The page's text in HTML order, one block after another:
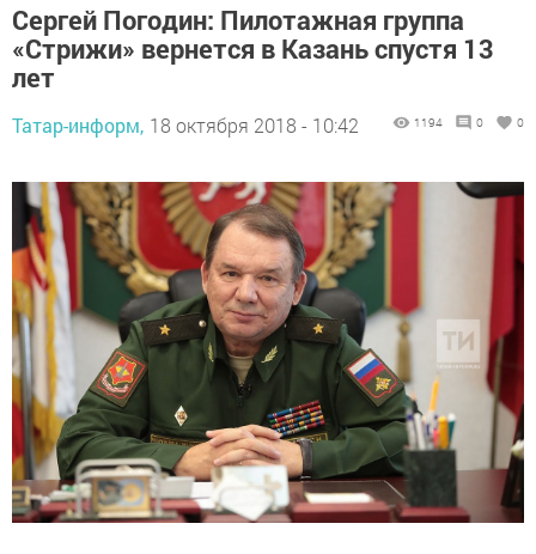
Сергей Погодин: Пилотажная группа
«Стрижи» вернется в Казань спустя 13
лет
Татар-информ, 18 октября 2018 - 10:42 1194 0 0